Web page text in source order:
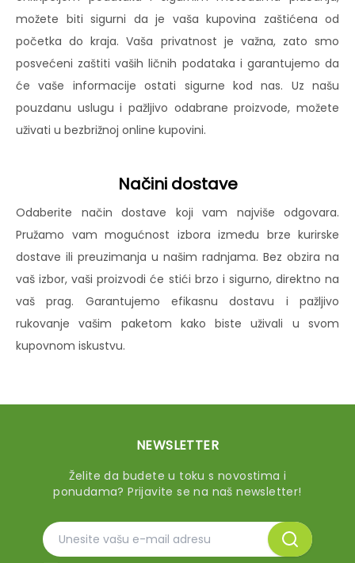
možete biti sigurni da je vaša kupovina zaštićena od
početka do kraja. Vaša privatnost je važna, zato smo
posvećeni zaštiti vaših ličnih podataka i garantujemo da
će vaše informacije ostati sigurne kod nas. Uz našu
pouzdanu uslugu i pažljivo odabrane proizvode, možete
uživati u bezbrižnoj online kupovini.
Načini dostave
Odaberite način dostave koji vam najviše odgovara.
Pružamo vam mogućnost izbora između brze kurirske
dostave ili preuzimanja u našim radnjama. Bez obzira na
vaš izbor, vaši proizvodi će stići brzo i sigurno, direktno na
vaš prag. Garantujemo efikasnu dostavu i pažljivo
rukovanje vašim paketom kako biste uživali u svom
kupovnom iskustvu.
NEWSLETTER
Želite da budete u toku s novostima i
ponudama? Prijavite se na naš newsletter!